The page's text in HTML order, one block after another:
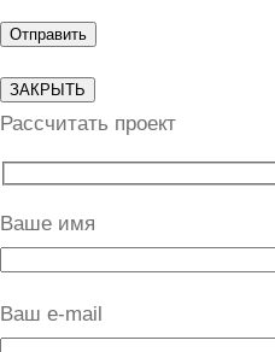
ЗАКРЫТЬ
Рассчитать проект
Ваше имя
Ваш e-mail